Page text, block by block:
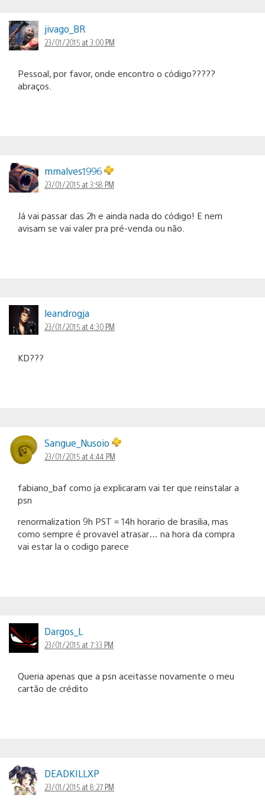
jivago_BR
23/01/2015 at 3:00 PM
Pessoal, por favor, onde encontro o código?????
abraços.
mmalves1996
23/01/2015 at 3:58 PM
Já vai passar das 2h e ainda nada do código! E nem
avisam se vai valer pra pré-venda ou não.
leandrogja
23/01/2015 at 4:30 PM
KD???
Sangue_Nusoio
23/01/2015 at 4:44 PM
fabiano_baf como ja explicaram vai ter que reinstalar a
psn
renormalization 9h PST = 14h horario de brasilia, mas
como sempre é provavel atrasar… na hora da compra
vai estar la o codigo parece
Dargos_L
23/01/2015 at 7:33 PM
Queria apenas que a psn aceitasse novamente o meu
cartão de crédito
DEADKILLXP
23/01/2015 at 8:27 PM